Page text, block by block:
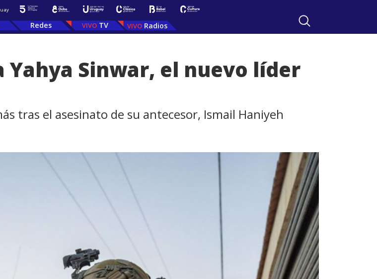
Redes TV Radios
Sinwar, el nuevo líder
tras el asesinato de su antecesor, Ismail Haniyeh